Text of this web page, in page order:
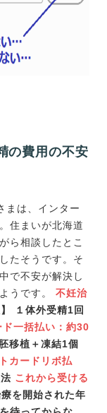
の費用の不安
まは、インター
住まいが北海道
ら相談したとこ
たそうです。そ
で不安が解決し
うです。 不妊治
】 １体外受精1回
一括払い：約30
移植＋凍結1個
カードリボ払
これから受ける
を開始された年